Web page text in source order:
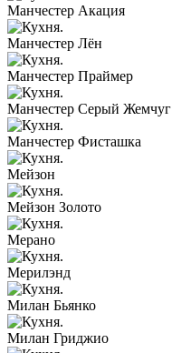
Манчестер Акация
Манчестер Лён
Манчестер Праймер
Манчестер Серый Жемчуг
Манчестер Фисташка
Мейзон
Мейзон Золото
Мерано
Мерилэнд
Милан Бьянко
Милан Гриджио